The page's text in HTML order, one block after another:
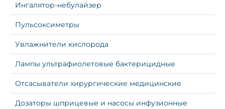
Ингалятор-небулайзер
Пульсоксиметры
Увлажнители кислорода
Лампы ультрафиолетовые бактерицидные
Отсасыватели хирургические медицинские
Дозаторы шприцевые и насосы инфузионные